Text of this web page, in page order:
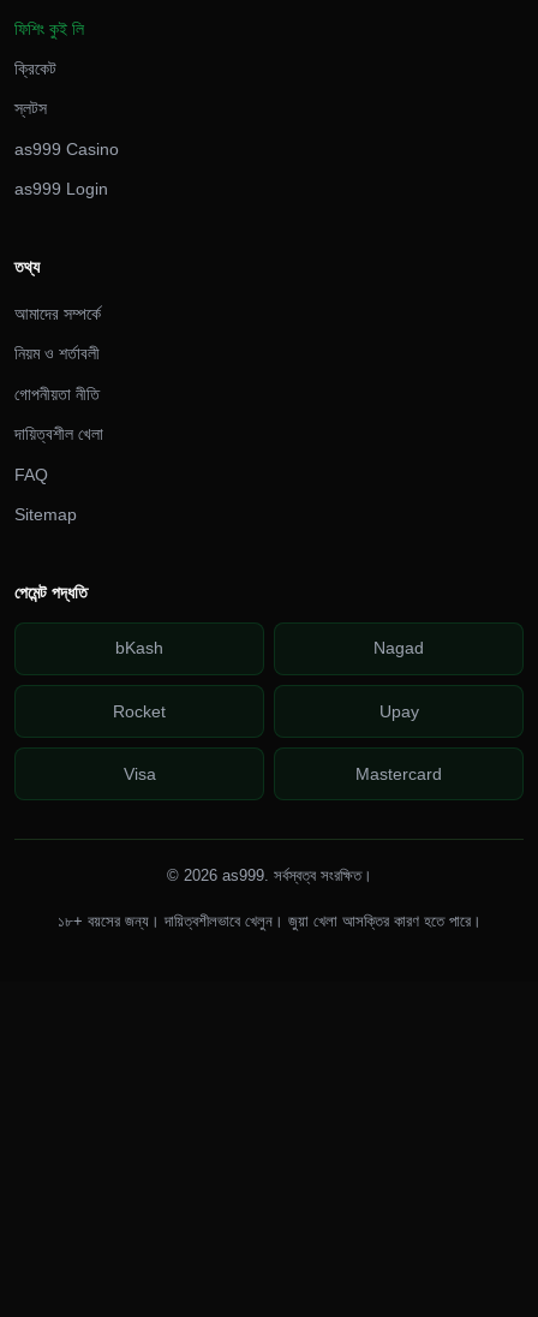
ফিশিং কুই লি
ক্রিকেট
স্লটস
as999 Casino
as999 Login
তথ্য
আমাদের সম্পর্কে
নিয়ম ও শর্তাবলী
গোপনীয়তা নীতি
দায়িত্বশীল খেলা
FAQ
Sitemap
পেমেন্ট পদ্ধতি
bKash Nagad
Rocket Upay
Visa Mastercard
© 2026 as999. সর্বস্বত্ব সংরক্ষিত।
১৮+ বয়সের জন্য। দায়িত্বশীলভাবে খেলুন। জুয়া খেলা আসক্তির কারণ হতে পারে।